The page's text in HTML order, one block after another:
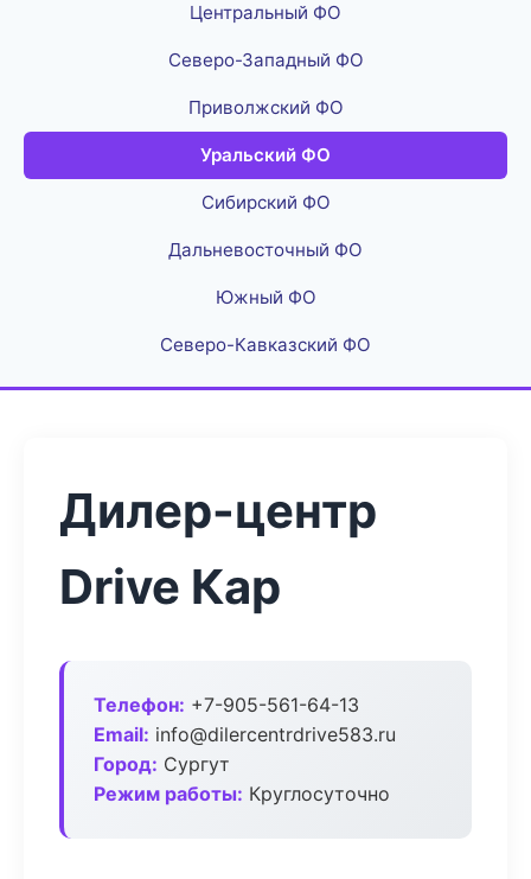
Центральный ФО
Северо-Западный ФО
Приволжский ФО
Уральский ФО
Сибирский ФО
Дальневосточный ФО
Южный ФО
Северо-Кавказский ФО
Дилер-центр
Drive Кар
Телефон: +7-905-561-64-13
Email: info@dilercentrdrive583.ru
Город: Сургут
Режим работы: Круглосуточно